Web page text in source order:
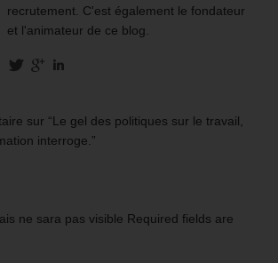
recrutement. C'est également le fondateur
et l'animateur de ce blog.
sur “Le gel des politiques sur le travail,
interroge.”
ne sara pas visible Required fields are